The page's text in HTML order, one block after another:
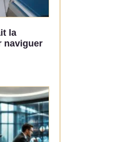
la
naviguer